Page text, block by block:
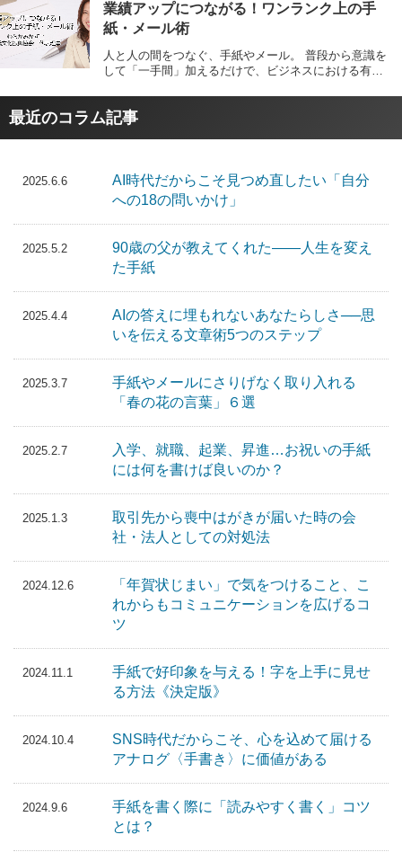
業績アップにつながる！ワンランク上の手
紙・メール術
人と人の間をつなぐ、手紙やメール。 普段から意識を
して「一手間」加えるだけで、ビジネスにおける有利
や講演会を通じて手紙や文章の書き方の実務を発信し
アップにつながる手紙やメールの活用法・仕掛け方を
分かりやすく解説します。 今日からすぐ始められるワ
ンポイントフレーズと合わせて、心のこもったワンラ
ンク上のビジネスへ、お役立てください。 ●講師関連
教材 むらかみかずこ講師 通信教育「仕事で差がつ
く！メール・文章の書き方講座」はこちら
最近のコラム記事
2025.6.6
AI時代だからこそ見つめ直したい「自分
への18の問いかけ」
2025.5.2
90歳の父が教えてくれた――人生を変え
た手紙
2025.4.4
AIの答えに埋もれないあなたらしさ──思
いを伝える文章術5つのステップ
2025.3.7
手紙やメールにさりげなく取り入れる
「春の花の言葉」６選
2025.2.7
入学、就職、起業、昇進…お祝いの手紙
には何を書けば良いのか？
2025.1.3
取引先から喪中はがきが届いた時の会
社・法人としての対処法
2024.12.6
「年賀状じまい」で気をつけること、こ
れからもコミュニケーションを広げるコ
ツ
2024.11.1
手紙で好印象を与える！字を上手に見せ
る方法《決定版》
2024.10.4
SNS時代だからこそ、心を込めて届ける
アナログ〈手書き〉に価値がある
2024.9.6
手紙を書く際に「読みやすく書く」コツ
とは？